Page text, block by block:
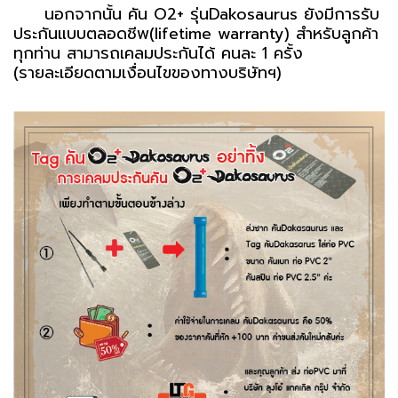
นอกจากนั้น คัน O2+ รุ่นDakosaurus ยังมีการรับ
ประกันแบบตลอดชีพ(lifetime warranty) สำหรับลูกค้า
ทุกท่าน สามารถเคลมประกันได้ คนละ 1 ครั้ง
(รายละเอียดตามเงื่อนไขของทางบริษัทฯ)